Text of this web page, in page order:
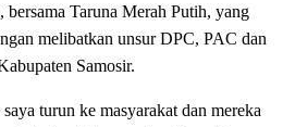
Taruna Merah Putih, yang
melibatkan unsur DPC, PAC dan
Samosir.
turun ke masyarakat dan mereka